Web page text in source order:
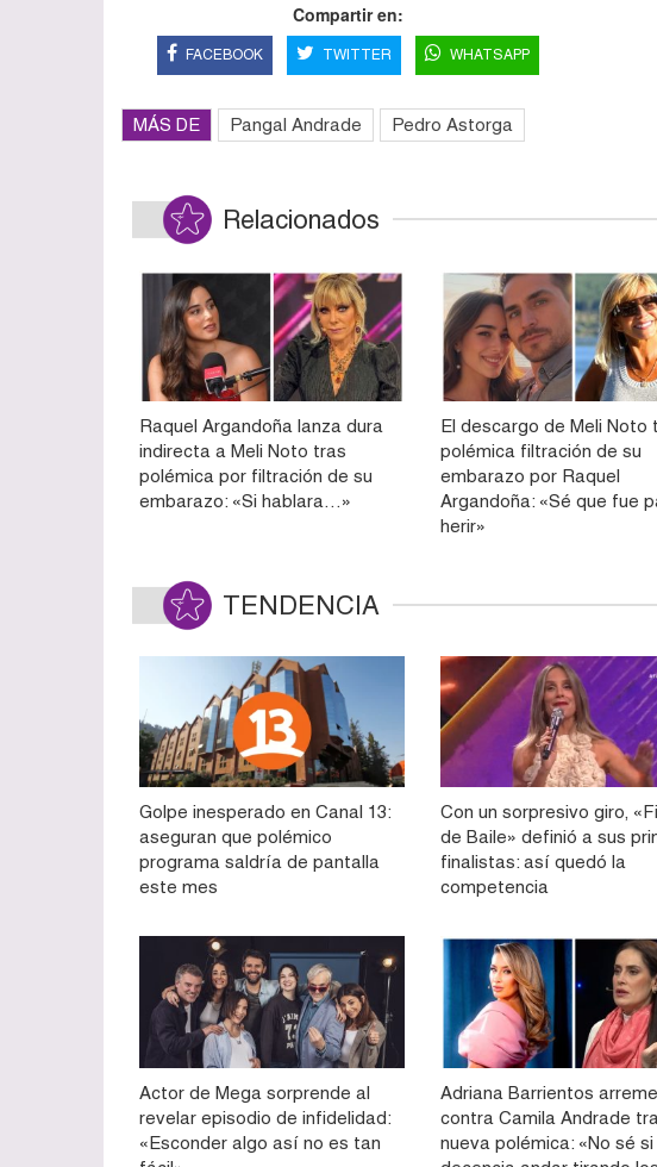
Compartir en:
FACEBOOK TWITTER WHATSAPP
MÁS DE Pangal Andrade Pedro Astorga
Relacionados
Raquel Argandoña lanza dura
indirecta a Meli Noto tras
polémica por filtración de su
embarazo: «Si hablara…»
El descargo de Meli Noto
polémica filtración de su
embarazo por Raquel
Argandoña: «Sé que fue
herir»
TENDENCIA
Golpe inesperado en Canal 13:
aseguran que polémico
programa saldría de pantalla
este mes
Con un sorpresivo giro,
de Baile» definió a sus
finalistas: así quedó la
competencia
Actor de Mega sorprende al
revelar episodio de infidelidad:
«Esconder algo así no es tan
Adriana Barrientos
contra Camila Andrade
nueva polémica: «No sé si